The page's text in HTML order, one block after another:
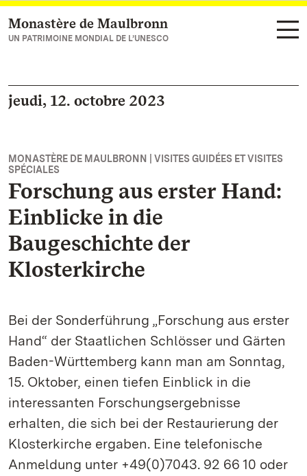
Vers la page d’accueil
Monastère de Maulbronn
UN PATRIMOINE MONDIAL DE L’UNESCO
jeudi, 12. octobre 2023
MONASTÈRE DE MAULBRONN | VISITES GUIDÉES ET VISITES
SPÉCIALES
Forschung aus erster Hand:
Einblicke in die
Baugeschichte der
Klosterkirche
Bei der Sonderführung „Forschung aus erster
Hand“ der Staatlichen Schlösser und Gärten
Baden-Württemberg kann man am Sonntag,
15. Oktober, einen tiefen Einblick in die
interessanten Forschungsergebnisse
erhalten, die sich bei der Restaurierung der
Klosterkirche ergaben. Eine telefonische
Anmeldung unter +49(0)7043. 92 66 10 oder